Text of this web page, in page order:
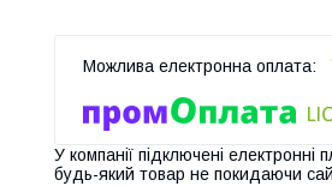
У компанії підключені
будь-який товар не покидаючи